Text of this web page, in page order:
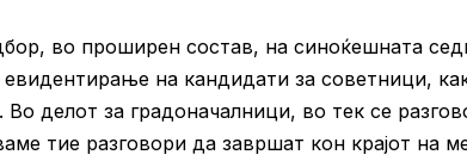
во проширен состав, на синоќешната
на кандидати за советници,
Во делот за градоначалници, во тек се
тие разговори да завршат кон крајот на